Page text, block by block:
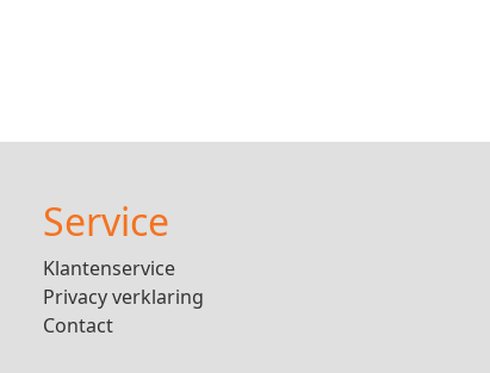
Service
Klantenservice
Privacy verklaring
Contact